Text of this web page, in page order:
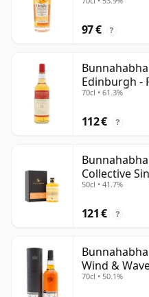
años
97 € ?
Edinburgh -
2013 13 años
70cl • 61.3%
112 € ?
Collective
años
50cl • 41.7%
121 € ?
Wind &
años
70cl • 50.1%